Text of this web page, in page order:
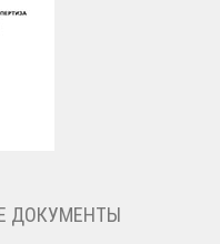
ДОКУМЕНТЫ